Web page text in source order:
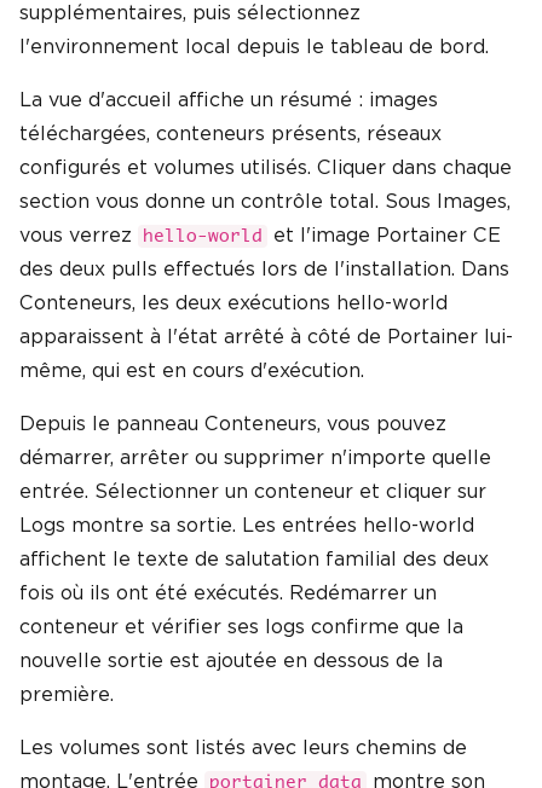
supplémentaires, puis sélectionnez
l'environnement local depuis le tableau de bord.
La vue d'accueil affiche un résumé : images
téléchargées, conteneurs présents, réseaux
configurés et volumes utilisés. Cliquer dans chaque
section vous donne un contrôle total. Sous Images,
vous verrez
hello-world
et l'image Portainer CE
des deux pulls effectués lors de l'installation. Dans
Conteneurs, les deux exécutions hello-world
apparaissent à l'état arrêté à côté de Portainer lui-
même, qui est en cours d'exécution.
Depuis le panneau Conteneurs, vous pouvez
démarrer, arrêter ou supprimer n'importe quelle
entrée. Sélectionner un conteneur et cliquer sur
Logs montre sa sortie. Les entrées hello-world
affichent le texte de salutation familial des deux
fois où ils ont été exécutés. Redémarrer un
conteneur et vérifier ses logs confirme que la
nouvelle sortie est ajoutée en dessous de la
première.
Les volumes sont listés avec leurs chemins de
montage. L'entrée
portainer_data montre son